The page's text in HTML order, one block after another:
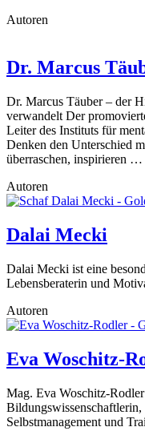
Autoren
Dr. Marcus
Dr. Marcus Täuber – der
verwandelt Der
Leiter des Instituts für
Denken den Unterschied
überraschen, inspirieren …
Autoren
Dalai Mecki
Dalai Mecki ist eine
Lebensberaterin und
Autoren
Eva Woschitz-
Mag. Eva Woschitz-
Selbstmanagement und